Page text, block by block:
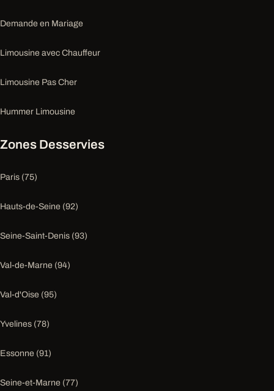
Demande en Mariage
Limousine avec Chauffeur
Limousine Pas Cher
Hummer Limousine
Zones Desservies
Paris (75)
Hauts-de-Seine (92)
Seine-Saint-Denis (93)
Val-de-Marne (94)
Val-d'Oise (95)
Yvelines (78)
Essonne (91)
Seine-et-Marne (77)